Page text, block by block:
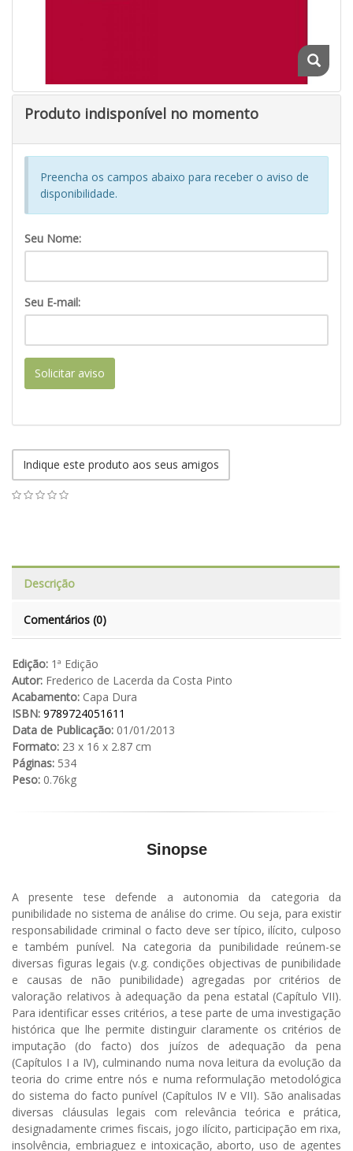
Produto indisponível no momento
Preencha os campos abaixo para receber o aviso de
disponibilidade.
Seu Nome:
Seu E-mail:
Solicitar aviso
Indique este produto aos seus amigos
Descrição
Comentários (0)
Edição: 1ª Edição
Autor: Frederico de Lacerda da Costa Pinto
Acabamento: Capa Dura
ISBN: 9789724051611
Data de Publicação: 01/01/2013
Formato: 23 x 16 x 2.87 cm
Páginas: 534
Peso: 0.76kg
Sinopse
A presente tese defende a autonomia da categoria da
punibilidade no sistema de análise do crime. Ou seja, para existir
responsabilidade criminal o facto deve ser típico, ilícito, culposo
e também punível. Na categoria da punibilidade reúnem-se
diversas figuras legais (v.g. condições objectivas de punibilidade
e causas de não punibilidade) agregadas por critérios de
valoração relativos à adequação da pena estatal (Capítulo VII).
Para identificar esses critérios, a tese parte de uma investigação
histórica que lhe permite distinguir claramente os critérios de
imputação (do facto) dos juízos de adequação da pena
(Capítulos I a IV), culminando numa nova leitura da evolução da
teoria do crime entre nós e numa reformulação metodológica
do sistema do facto punível (Capítulos IV e VII). São analisadas
diversas cláusulas legais com relevância teórica e prática,
designadamente crimes fiscais, jogo ilícito, participação em rixa,
insolvência, embriaguez e intoxicação, aborto, uso de agentes